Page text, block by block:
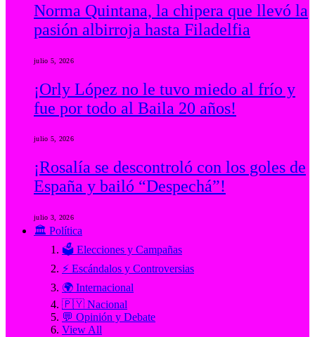
Norma Quintana, la chipera que llevó la
pasión albirroja hasta Filadelfia
julio 5, 2026
¡Orly López no le tuvo miedo al frío y
fue por todo al Baila 20 años!
julio 5, 2026
¡Rosalía se descontroló con los goles de
España y bailó “Despechá”!
julio 3, 2026
🏛️ Política
🗳️ Elecciones y Campañas
⚡ Escándalos y Controversias
🌍 Internacional
🇵🇾 Nacional
💬 Opinión y Debate
View All